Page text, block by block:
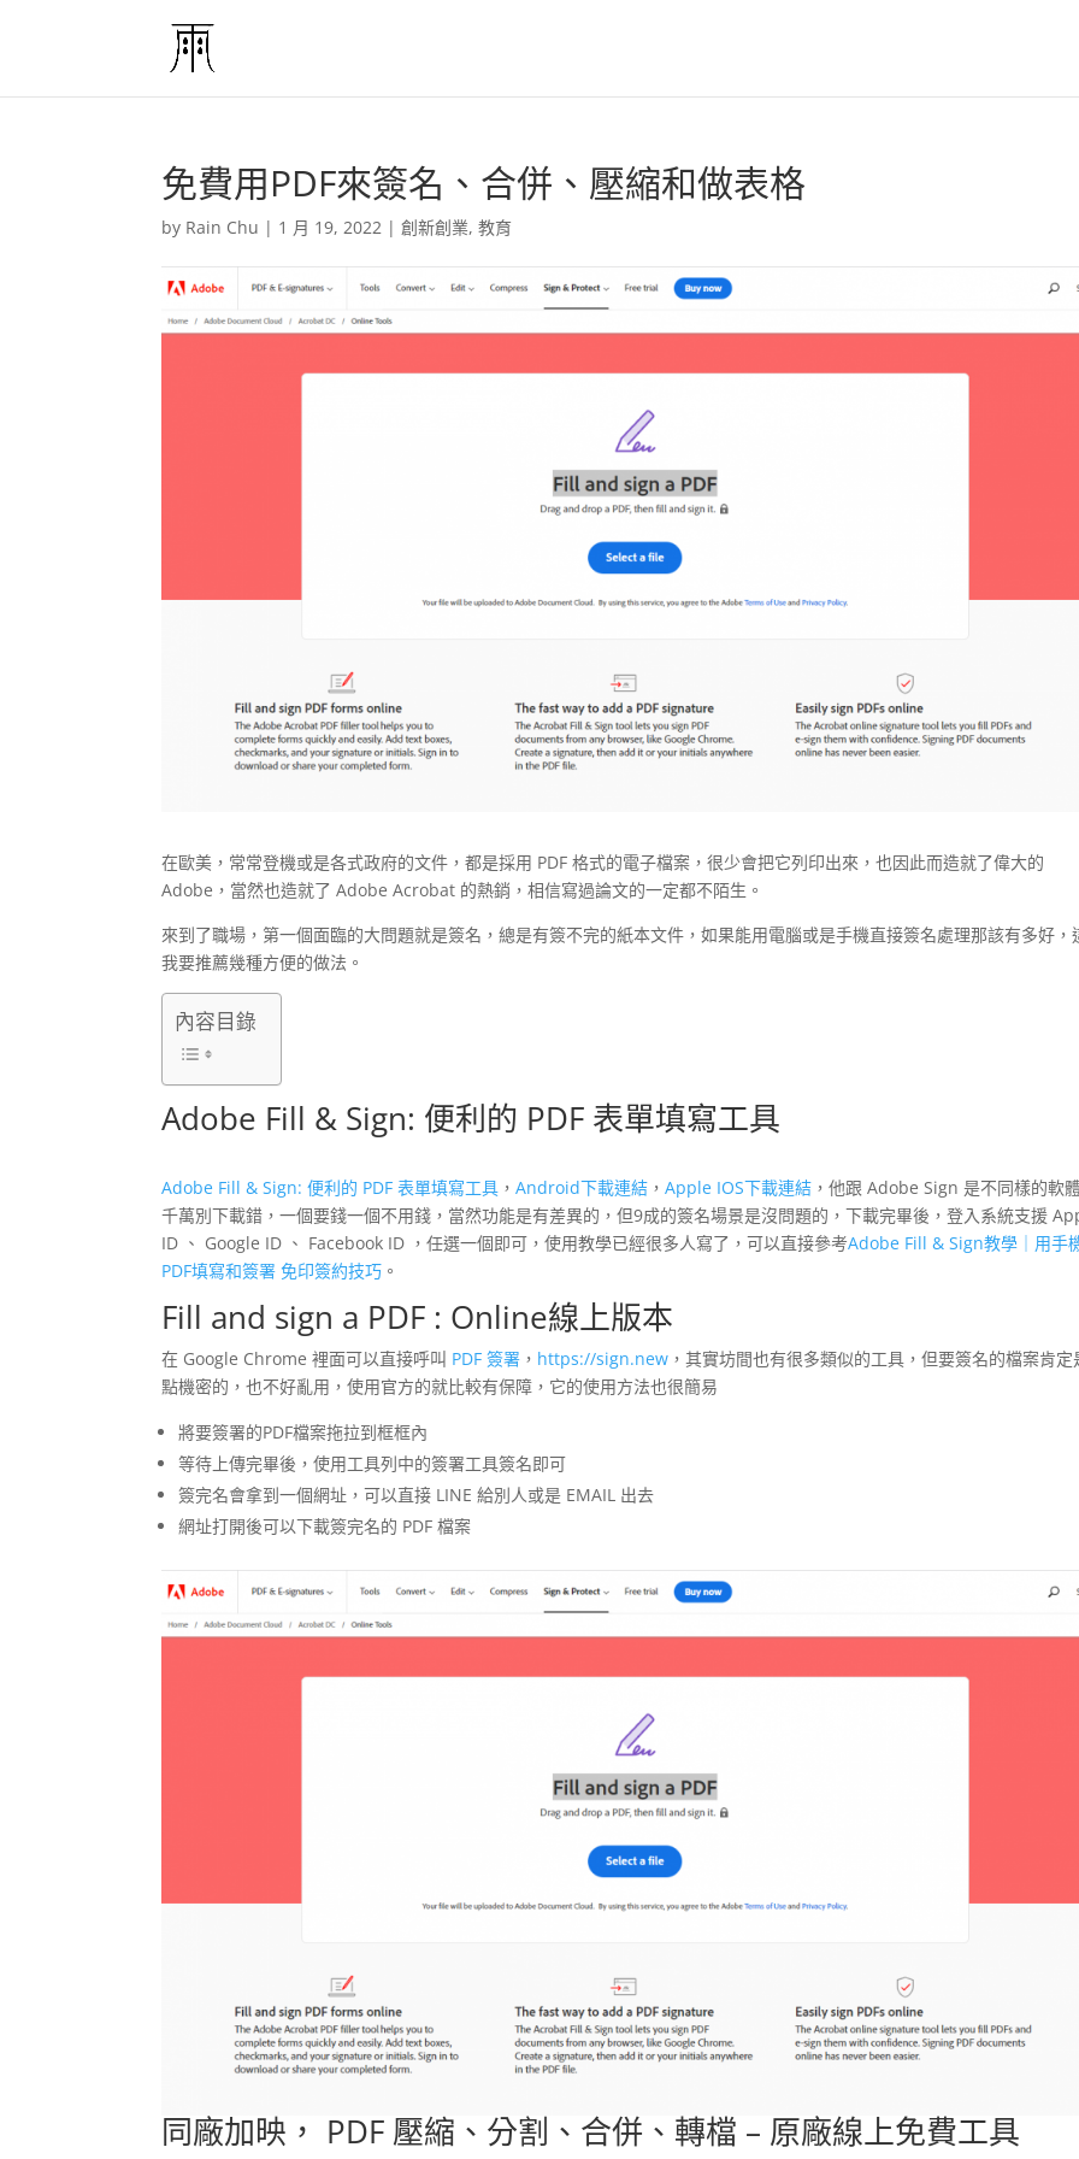
免費用PDF來簽名、合併、壓縮和做表格
by Rain Chu | 1 月 19, 2022 |創新創業,教育
在歐美，常常登機或是各式政府的文件，都是採用 PDF 格式的電子檔案，很少會把它列印出來，也因此而造就了偉大的
Adobe，當然也造就了 Adobe Acrobat 的熱銷，相信寫過論文的一定都不陌生。
來到了職場，第一個面臨的大問題就是簽名，總是有簽不完的紙本文件，如果能用電腦或是手機直接簽名處理那該有多好，
我要推薦幾種方便的做法。
內容目錄
Adobe Fill & Sign: 便利的 PDF 表單填寫工具
Adobe Fill & Sign: 便利的 PDF 表單填寫工具 ，Android下載連結 ，Apple IOS下載連結 ，他跟 Adobe Sign 是不同樣的軟
千萬別下載錯，一個要錢一個不用錢，當然功能是有差異的，但9成的簽名場景是沒問題的，下載完畢後，登入系統支援
ID 、 Google ID 、 Facebook ID ，任選一個即可，使用教學已經很多人寫了，可以直接參考Adobe Fill & Sign教學｜用手
PDF填寫和簽署 免印簽約技巧 。
Fill and sign a PDF : Online線上版本
在 Google Chrome 裡面可以直接呼叫 PDF 簽署 ， https://sign.new ，其實坊間也有很多類似的工具，但要簽名的檔案肯定
點機密的，也不好亂用，使用官方的就比較有保障，它的使用方法也很簡易
將要簽署的PDF檔案拖拉到框框內
等待上傳完畢後，使用工具列中的簽署工具簽名即可
簽完名會拿到一個網址，可以直接 LINE 給別人或是 EMAIL 出去
網址打開後可以下載簽完名的 PDF 檔案
同廠加映， PDF 壓縮、分割、合併、轉檔 – 原廠線上免費工具